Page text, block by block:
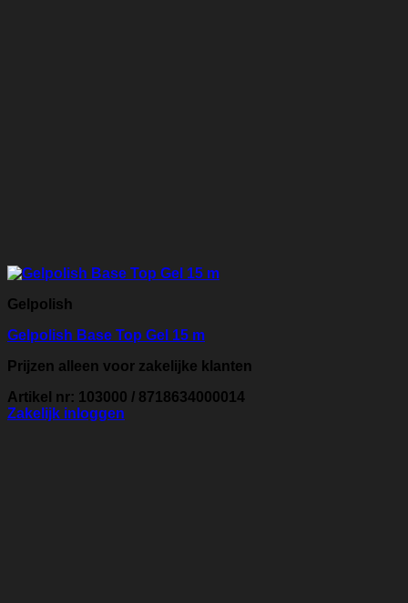
Gelpolish
Gelpolish Base Top Gel 15 m
Prijzen alleen voor zakelijke klanten
Artikel nr: 103000 / 8718634000014
Zakelijk inloggen